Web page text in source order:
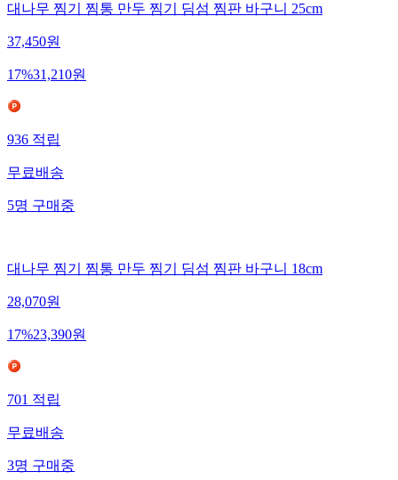
대나무 찜기 찜통 만두 찜기 딤섬 찜판 바구니 25cm
37,450원
17%31,210원
936 적립
무료배송
5명 구매중
대나무 찜기 찜통 만두 찜기 딤섬 찜판 바구니 18cm
28,070원
17%23,390원
701 적립
무료배송
3명 구매중